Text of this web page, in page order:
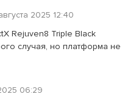
2025 12:40
Rejuven8 Triple Black
случая, но платформа не
06:29